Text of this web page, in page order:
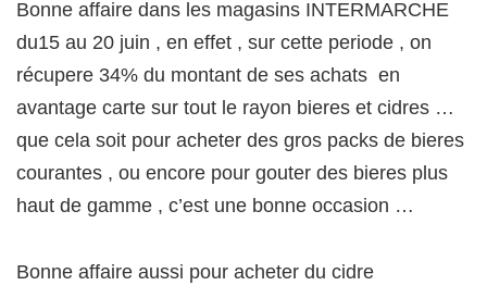
Bonne affaire dans les magasins INTERMARCHE
du15 au 20 juin , en effet , sur cette periode , on
récupere 34% du montant de ses achats en
avantage carte sur tout le rayon bieres et cidres …
que cela soit pour acheter des gros packs de bieres
courantes , ou encore pour gouter des bieres plus
haut de gamme , c’est une bonne occasion …
Bonne affaire aussi pour acheter du cidre